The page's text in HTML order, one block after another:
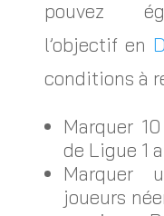
pouvez
l’objectif en
conditions à
Marquer
de Ligue 1
Marquer
joueurs